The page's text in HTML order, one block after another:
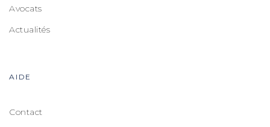
Avocats
Actualités
AIDE
Contact